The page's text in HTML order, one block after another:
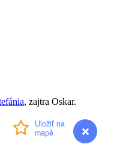
, zajtra Oskar.